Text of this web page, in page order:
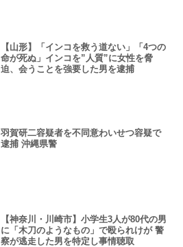
【山形】「インコを救う道ない」「4つの
命が死ぬ」インコを”人質”に女性を脅
迫、会うことを強要した男を逮捕
羽賀研二容疑者を不同意わいせつ容疑で
逮捕 沖縄県警
【神奈川・川崎市】小学生3人が80代の男
に「木刀のようなもの」で殴られけが 警
察が逃走した男を特定し事情聴取